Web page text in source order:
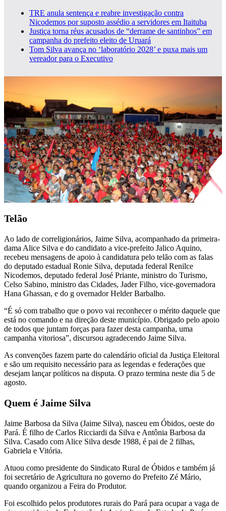
TRE anula sentença e reabre investigação contra
Nicodemos por suposto assédio a servidores em Itaituba
Justiça torna réus acusados de “derrame de santinhos” em
campanha do prefeito eleito de Uruará
Tom Silva avança no ‘laboratório 2028’ e puxa mais um
vereador para o Executivo
Telão
Ao lado de correligionários, Jaime Silva, acompanhado da primeira-
dama Alice Silva e do candidato a vice-prefeito Jalico Aquino,
recebeu mensagens de apoio à candidatura pelo telão com as falas
do deputado estadual Ronie Silva, deputada federal Renilce
Nicodemos, deputado federal José Priante, ministro do Turismo,
Celso Sabino, ministro das Cidades, Jader Filho, vice-governadora
Hana Ghassan, e do g overnador Helder Barbalho.
“É só com trabalho que o povo vai reconhecer o mérito daquele que
está no comando e na direção deste município. Obrigado pelo apoio
de todos que juntam forças para fazer desta campanha, uma
campanha vitoriosa”, discursou agradecendo Jaime Silva.
As convenções fazem parte do calendário oficial da Justiça Eleitoral
e são um requisito necessário para as legendas e federações que
desejam lançar políticos na disputa. O prazo termina neste dia 5 de
agosto.
Quem é Jaime Silva
Jaime Barbosa da Silva (Jaime Silva), nasceu em Óbidos, oeste do
Pará. É filho de Carlos Ricciardi da Silva e Antônia Barbosa da
Silva. Casado com Alice Silva desde 1988, é pai de 2 filhas,
Gabriela e Vitória.
Atuou como presidente do Sindicato Rural de Óbidos e também já
foi secretário de Agricultura no governo do Prefeito Zé Mário,
quando organizou a Feira do Produtor.
Foi escolhido pelos produtores rurais do Pará para ocupar a vaga de